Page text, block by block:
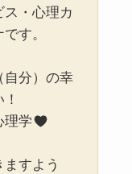
ス・心理カ
す。
自分）の幸
理学
すよう